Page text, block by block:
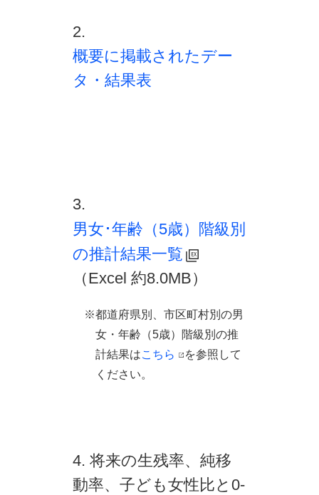
2.
概要に掲載されたデー
タ・結果表
3.
男女･年齢（5歳）階級別
の推計結果一覧
（Excel 約8.0MB）
※都道府県別、市区町村別の男
女・年齢（5歳）階級別の推
計結果はこちら
を参照して
ください。
4. 将来の生残率、純移
動率、子ども女性比と0-